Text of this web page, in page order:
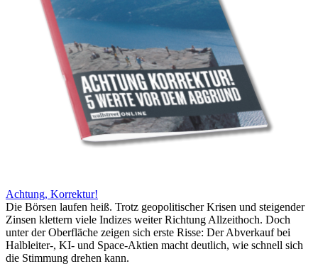
Achtung, Korrektur!
Die Börsen laufen heiß. Trotz geopolitischer Krisen und steigender
Zinsen klettern viele Indizes weiter Richtung Allzeithoch. Doch
unter der Oberfläche zeigen sich erste Risse: Der Abverkauf bei
Halbleiter-, KI- und Space-Aktien macht deutlich, wie schnell sich
die Stimmung drehen kann.